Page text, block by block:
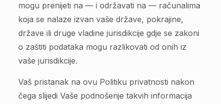
mogu prenijeti na — i održavati na — računalima
koja se nalaze izvan vaše države, pokrajine,
države ili druge vladine jurisdikcije gdje se zakoni
o zaštiti podataka mogu razlikovati od onih iz
vaše jurisdikcije.
Vaš pristanak na ovu Politiku privatnosti nakon
čega slijedi Vaše podnošenje takvih informacija